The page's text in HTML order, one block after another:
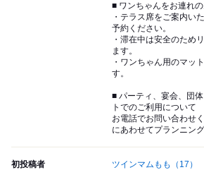
■ ワンちゃんをお連れ
・テラス席をご案内い
予約ください。
・滞在中は安全のため
ます。
・ワンちゃん用のマッ
す。
■ パーティ、宴会、団
トでのご利用について
お電話でお問い合わせ
にあわせてプランニン
初投稿者 ツインマムもも （17）